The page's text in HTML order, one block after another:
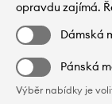
opravdu zajímá.
Dámská
Pánská
Výběr nabídky je